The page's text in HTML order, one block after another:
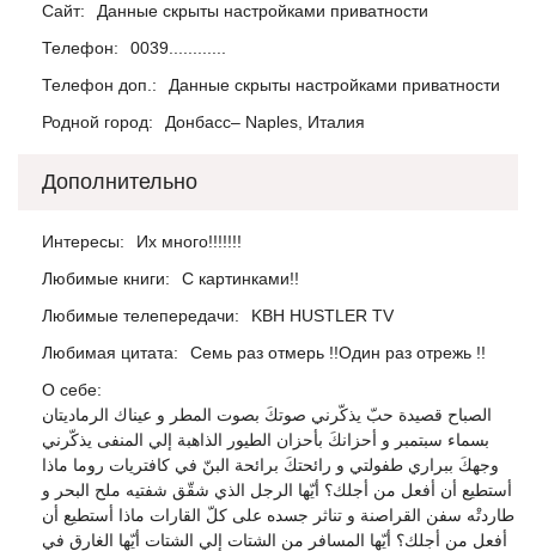
Сайт:
Данные скрыты настройками приватности
Телефон:
0039............
Телефон доп.:
Данные скрыты настройками приватности
Родной город:
Донбасс– Naples, Италия
Дополнительно
Интересы:
Их много!!!!!!!
Любимые книги:
С картинками!!
Любимые телепередачи:
KBH HUSTLER TV
Любимая цитата:
Семь раз отмерь !!Один раз отрежь !!
О себе:
الصباح قصيدة حبّ يذكّرني صوتكَ بصوت المطر و عيناك الرماديتان
بسماء سبتمبر و أحزانكَ بأحزان الطيور الذاهبة إلي المنفى يذكّرني
وجهكَ ببراري طفولتي و رائحتكَ برائحة البنّ في كافتريات روما ماذا
أستطيع أن أفعل من أجلك؟ أيّها الرجل الذي شقّق شفتيه ملح البحر و
طاردتْه سفن القراصنة و تناثر جسده على كلّ القارات ماذا أستطيع أن
أفعل من أجلك؟ أيّها المسافر من الشتات إلي الشتات أيّها الغارق في